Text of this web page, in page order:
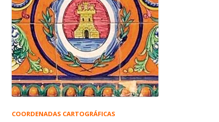
COORDENADAS CARTOGRÁFICAS